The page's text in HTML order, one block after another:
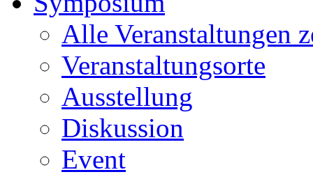
Alle Veranstaltungen
Veranstaltungsorte
Ausstellung
Diskussion
Event